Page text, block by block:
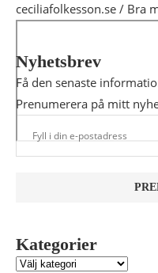
ceciliafolkesson.se / Bra
Nyhetsbrev
Få den senaste
Prenumerera på mitt
Kategorier